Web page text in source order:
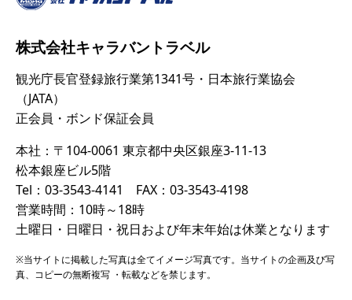
株式会社キャラバントラベル
観光庁長官登録旅行業第1341号・日本旅行業協会
（JATA）
正会員・ボンド保証会員
本社：〒104-0061 東京都中央区銀座3-11-13
松本銀座ビル5階
Tel：03-3543-4141 FAX：03-3543-4198
営業時間：10時～18時
土曜日・日曜日・祝日および年末年始は休業となります
※当サイトに掲載した写真は全てイメージ写真です。当サイトの企画及び写
真、コピーの無断複写 ・転載などを禁じます。